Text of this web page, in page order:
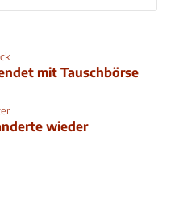
mit Tauschbörse
wieder